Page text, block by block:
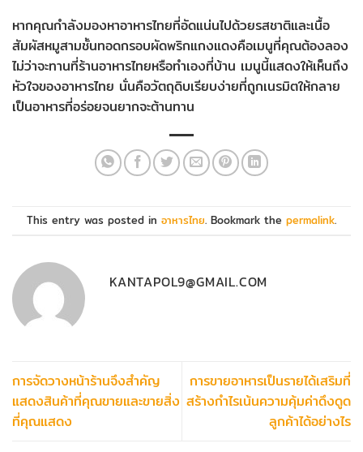
หากคุณกำลังมองหาอาหารไทยที่อัดแน่นไปด้วยรสชาติและเนื้อ
สัมผัสหมูสามชั้นทอดกรอบผัดพริกแกงแดงคือเมนูที่คุณต้องลอง
ไม่ว่าจะทานที่ร้านอาหารไทยหรือทำเองที่บ้าน เมนูนี้แสดงให้เห็นถึง
หัวใจของอาหารไทย นั่นคือวัตถุดิบเรียบง่ายที่ถูกเนรมิตให้กลาย
เป็นอาหารที่อร่อยจนยากจะต้านทาน
This entry was posted in อาหารไทย. Bookmark the permalink.
KANTAPOL9@GMAIL.COM
การจัดวางหน้าร้านจึงสำคัญ
แสดงสินค้าที่คุณขายและขายสิ่ง
ที่คุณแสดง
การขายอาหารเป็นรายได้เสริมที่
สร้างกำไรเน้นความคุ้มค่าดึงดูด
ลูกค้าได้อย่างไร